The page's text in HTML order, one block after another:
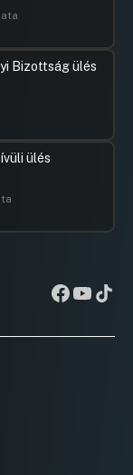
Bizottság ülés
ülés